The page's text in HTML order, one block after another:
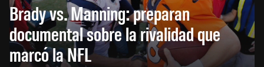
Brady vs. Manning: preparan
documental sobre la rivalidad que
marcó la NFL